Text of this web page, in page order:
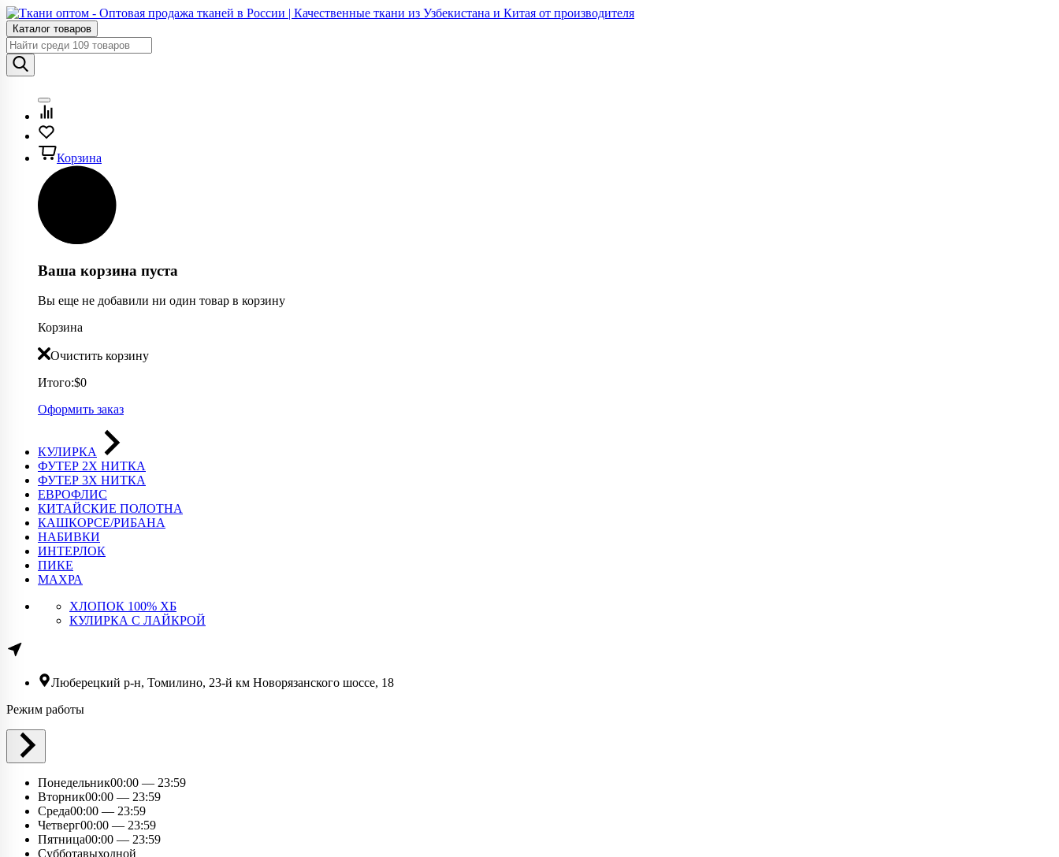
Каталог товаров
Корзина
Ваша корзина пуста
Вы еще не добавили ни один товар в корзину
Корзина
Очистить корзину
Итого:$0
Оформить заказ
КУЛИРКА
ФУТЕР 2Х НИТКА
ФУТЕР 3Х НИТКА
ЕВРОФЛИС
КИТАЙСКИЕ ПОЛОТНА
КАШКОРСЕ/РИБАНА
НАБИВКИ
ИНТЕРЛОК
ПИКЕ
МАХРА
ХЛОПОК 100% ХБ
КУЛИРКА С ЛАЙКРОЙ
Люберецкий р-н, Томилино, 23-й км Новорязанского шоссе, 18​
Режим работы
Понедельник00:00 — 23:59
Вторник00:00 — 23:59
Среда00:00 — 23:59
Четверг00:00 — 23:59
Пятница00:00 — 23:59
Субботавыходной